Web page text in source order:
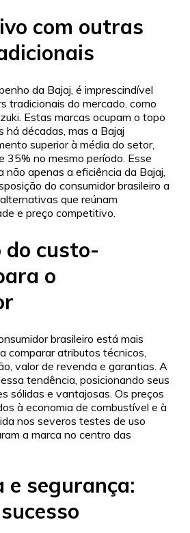
com outras
da Bajaj, é imprescindível
tradicionais do mercado, como
Estas marcas ocupam o topo
há décadas, mas a Bajaj
superior à média do setor,
35% no mesmo período. Esse
apenas a eficiência da Bajaj,
do consumidor brasileiro a
que reúnam
e preço competitivo.
do custo-
o
brasileiro está mais
comparar atributos técnicos,
valor de revenda e garantias. A
tendência, posicionando seus
sólidas e vantajosas. Os preços
à economia de combustível e à
nos severos testes de uso
a marca no centro das
e segurança: